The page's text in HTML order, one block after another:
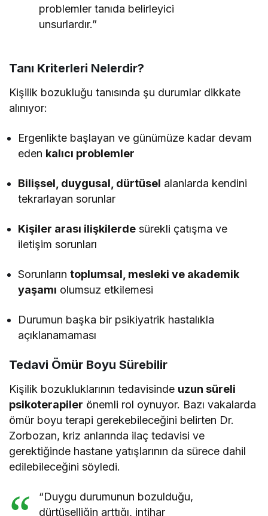
problemler tanıda belirleyici
unsurlardır.”
Tanı Kriterleri Nelerdir?
Kişilik bozukluğu tanısında şu durumlar dikkate
alınıyor:
Ergenlikte başlayan ve günümüze kadar devam
eden kalıcı problemler
Bilişsel, duygusal, dürtüsel alanlarda kendini
tekrarlayan sorunlar
Kişiler arası ilişkilerde sürekli çatışma ve
iletişim sorunları
Sorunlarıntoplumsal, mesleki ve akademik
yaşamı olumsuz etkilemesi
Durumun başka bir psikiyatrik hastalıkla
açıklanamaması
Tedavi Ömür Boyu Sürebilir
Kişilik bozukluklarının tedavisinde uzun süreli
psikoterapiler önemli rol oynuyor. Bazı vakalarda
ömür boyu terapi gerekebileceğini belirten Dr.
Zorbozan, kriz anlarında ilaç tedavisi ve
gerektiğinde hastane yatışlarının da sürece dahil
edilebileceğini söyledi.
“Duygu durumunun bozulduğu,
dürtüselliğin arttığı, intihar